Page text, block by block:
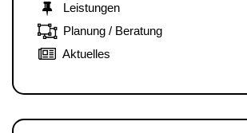
Leistungen
Planung / Beratung
Aktuelles